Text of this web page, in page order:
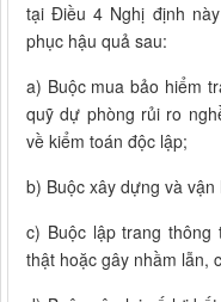
tại Điều 4 Nghị định
phục hậu quả sau:
a) Buộc mua bảo hiểm
quỹ dự phòng rủi ro
về kiểm toán độc lập;
b) Buộc xây dựng và
c) Buộc lập trang
thật hoặc gây nhầm lẫn,